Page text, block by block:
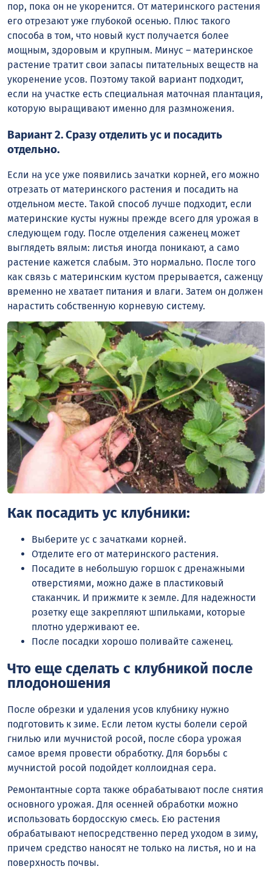
пор, пока он не укоренится. От материнского растения
его отрезают уже глубокой осенью. Плюс такого
способа в том, что новый куст получается более
мощным, здоровым и крупным. Минус – материнское
растение тратит свои запасы питательных веществ на
укоренение усов. Поэтому такой вариант подходит,
если на участке есть специальная маточная плантация,
которую выращивают именно для размножения.
Вариант 2. Сразу отделить ус и посадить
отдельно.
Если на усе уже появились зачатки корней, его можно
отрезать от материнского растения и посадить на
отдельном месте. Такой способ лучше подходит, если
материнские кусты нужны прежде всего для урожая в
следующем году. После отделения саженец может
выглядеть вялым: листья иногда поникают, а само
растение кажется слабым. Это нормально. После того
как связь с материнским кустом прерывается, саженцу
временно не хватает питания и влаги. Затем он должен
нарастить собственную корневую систему.
Как посадить ус клубники:
Выберите ус с зачатками корней.
Отделите его от материнского растения.
Посадите в небольшую горшок с дренажными
отверстиями, можно даже в пластиковый
стаканчик. И прижмите к земле. Для надежности
розетку еще закрепляют шпильками, которые
плотно удерживают ее.
После посадки хорошо поливайте саженец.
Что еще сделать с клубникой после
плодоношения
После обрезки и удаления усов клубнику нужно
подготовить к зиме. Если летом кусты болели серой
гнилью или мучнистой росой, после сбора урожая
самое время провести обработку. Для борьбы с
мучнистой росой подойдет коллоидная сера.
Ремонтантные сорта также обрабатывают после снятия
основного урожая. Для осенней обработки можно
использовать бордосскую смесь. Ею растения
обрабатывают непосредственно перед уходом в зиму,
причем средство наносят не только на листья, но и на
поверхность почвы.